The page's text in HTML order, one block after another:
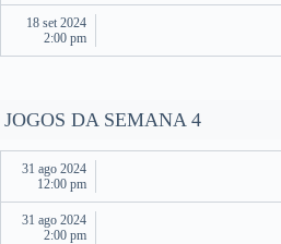
18 set 2024
2:00 pm
JOGOS DA SEMANA 4
31 ago 2024
12:00 pm
31 ago 2024
2:00 pm